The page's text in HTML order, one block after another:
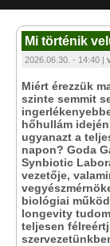
Mi történik
2026.06.30. - 14:40 |
Miért érezzük
szinte semmit
hőhullám
ugyanazt a
napon? Goda
Synbiotic
vezetője,
biológiai
longevity
teljesen